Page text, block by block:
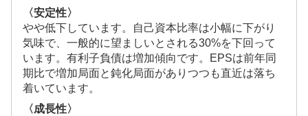
〈安定性〉
やや低下しています。自己資本比率は小幅に下がり
気味で、一般的に望ましいとされる30%を下回って
います。有利子負債は増加傾向です。EPSは前年同
期比で増加局面と鈍化局面がありつつも直近は落ち
着いています。
〈成長性〉